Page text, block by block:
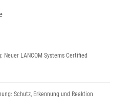
Neuer LANCOM Systems Certified
Schutz, Erkennung und Reaktion